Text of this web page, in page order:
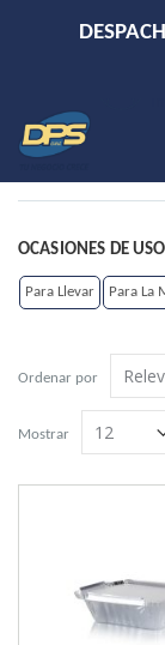
Ordenar por
Mostrar
OCASIONES DE USO
Para Llevar Para La